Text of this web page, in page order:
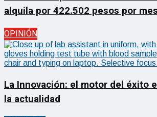
alquila por 422.502 pesos por
OPINIÓN
La Innovación: el motor del éxito
la actualidad